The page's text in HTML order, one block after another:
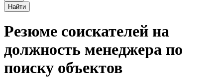
Найти
Резюме соискателей на
должность менеджера по
поиску объектов